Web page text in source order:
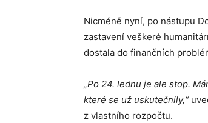
Nicméně nyní, po nástupu
zastavení veškeré
dostala do finančních
„Po 24. lednu je ale stop.
které se už uskutečnily,“
z vlastního rozpočtu.